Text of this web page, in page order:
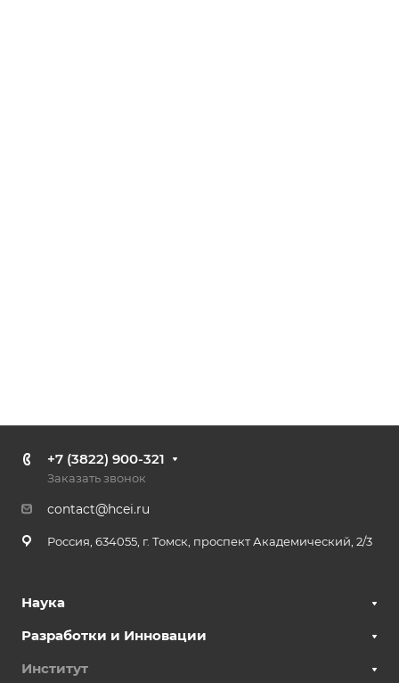
+7 (3822) 900-321
Заказать звонок
contact@hcei.ru
Россия, 634055, г. Томск, проспект Академический, 2/3
Наука
Разработки и Инновации
Институт